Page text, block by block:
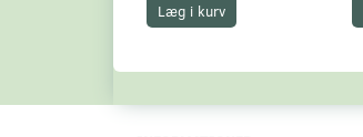
Læg i kurv